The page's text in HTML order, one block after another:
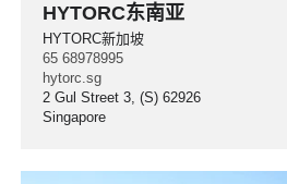
HYTORC东南亚
HYTORC新加坡
65 68978995
hytorc.sg
2 Gul Street 3, (S) 62926
Singapore